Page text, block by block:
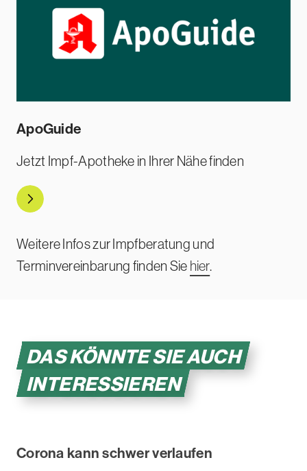
ApoGuide
Jetzt Impf-Apotheke in Ihrer Nähe finden
Weitere Infos zur Impfberatung und
Terminvereinbarung finden Sie hier.
DAS KÖNNTE SIE AUCH
INTERESSIEREN
Corona kann schwer verlaufen